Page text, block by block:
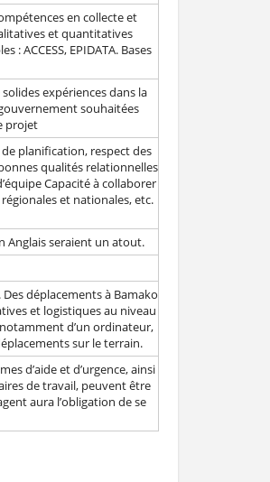
en collecte et
et quantitatives
ACCESS, EPIDATA. Bases
expériences dans la
souhaitées
projet
planification, respect des
qualités relationnelles
Capacité à collaborer
et nationales, etc.
Anglais seraient un atout.
déplacements à Bamako
et logistiques au niveau
d’un ordinateur,
sur le terrain.
d’aide et d’urgence, ainsi
de travail, peuvent être
aura l’obligation de se